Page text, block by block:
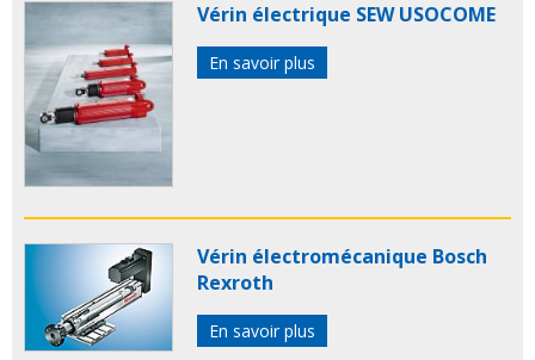
Vérin électrique SEW USOCOME
En savoir plus
Vérin électromécanique Bosch
Rexroth
En savoir plus